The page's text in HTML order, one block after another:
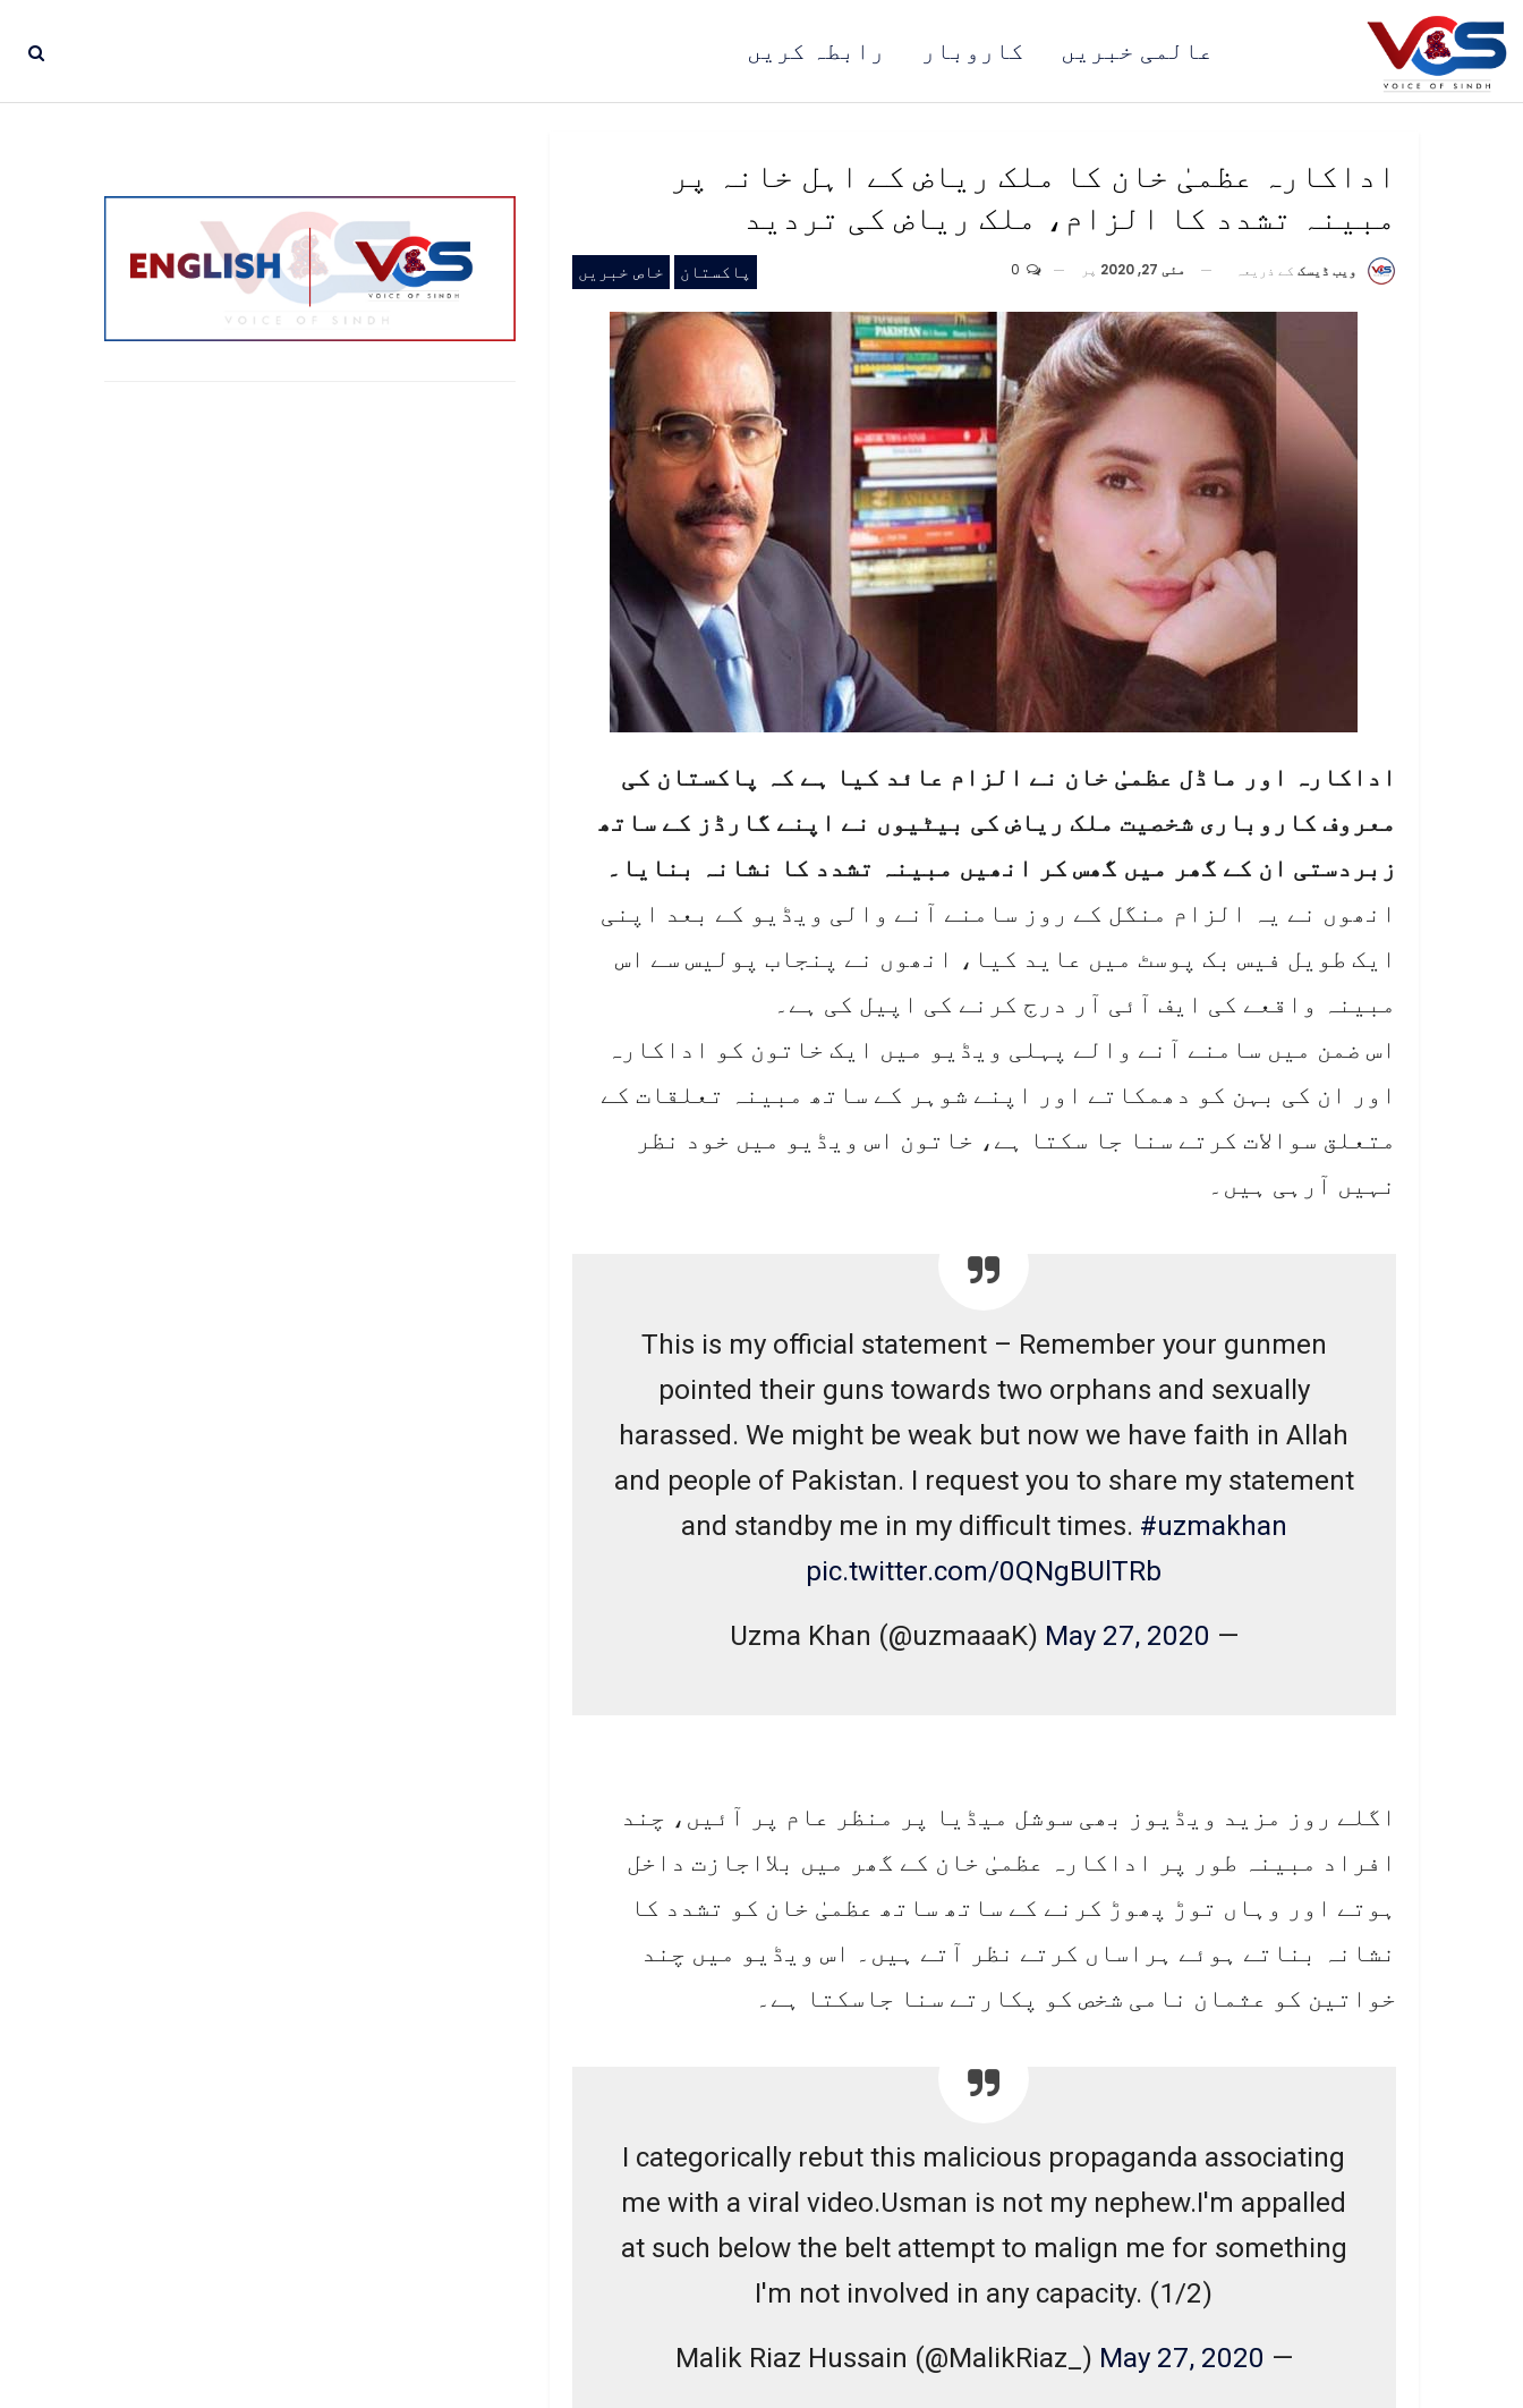
رابطہ کریں کاروبار عالمی خبریں
اداکارہ عظمیٰ خان کا ملک ریاض کے اہل خانہ پر
مبینہ تشدد کا الزام، ملک ریاض کی تردید
پاکستان خاص خبریں ویب ڈیسک کے ذریعہ مئی 27, 2020 پر
اداکارہ اور ماڈل عظمیٰ خان نے الزام عائد کیا ہے کہ پاکستان کی
معروف کاروباری شخصیت ملک ریاض کی بیٹیوں نے اپنے گارڈز کے ساتھ
زبردستی ان کے گھر میں گھس کر انھیں مبینہ تشدد کا نشانہ بنایا۔
انھوں نے یہ الزام منگل کے روز سامنے آنے والی ویڈیو کے بعد اپنی
ایک طویل فیس بک پوسٹ میں عاید کیا، انھوں نے پنجاب پولیس سے اس
مبینہ واقعے کی ایف آئی آر درج کرنے کی اپیل کی ہے۔
اس ضمن میں سامنے آنے والے پہلی ویڈیو میں ایک خاتون کو اداکارہ
اور ان کی بہن کو دھمکاتے اور اپنے شوہر کے ساتھ مبینہ تعلقات کے
متعلق سوالات کرتے سنا جا سکتا ہے، خاتون اس ویڈیو میں خود نظر
نہیں آرہی ہیں۔
This is my official statement – Remember your gunmen
pointed their guns towards two orphans and sexually
harassed. We might be weak but now we have faith in Allah
and people of Pakistan. I request you to share my statement
and standby me in my difficult times. #uzmakhan
pic.twitter.com/0QNgBUlTRb
— Uzma Khan (@uzmaaaK)
May 27, 2020
اگلے روز مزید ویڈیوز بھی سوشل میڈیا پر منظر عام پر آئیں، چند
افراد مبینہ طور پر اداکارہ عظمیٰ خان کے گھر میں بلااجازت داخل
ہوتے اور وہاں توڑ پھوڑ کرنے کے ساتھ ساتھ عظمیٰ خان کو تشدد کا
نشانہ بناتے ہوئے ہراساں کرتے نظر آتے ہیں۔ اس ویڈیو میں چند
خواتین کو عثمان نامی شخص کو پکارتے سنا جاسکتا ہے۔
I categorically rebut this malicious propaganda associating
me with a viral video.Usman is not my nephew.I'm appalled
at such below the belt attempt to malign me for something
I'm not involved in any capacity. (1/2)
— Malik Riaz Hussain (@MalikRiaz_)
May 27, 2020